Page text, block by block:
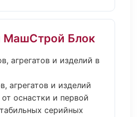
МашСтрой Блок
агрегатов и изделий в
агрегатов и изделий
оснастки и первой
серийных